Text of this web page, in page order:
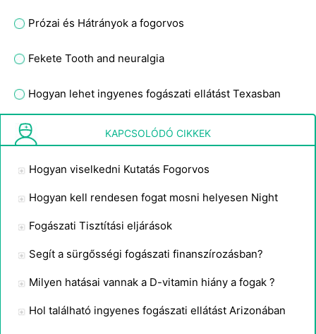
Prózai és Hátrányok a fogorvos
Fekete Tooth and neuralgia
Hogyan lehet ingyenes fogászati ​​ellátást Texasban
Hogyan lehet a gyermek fogai Fix ingyen
KAPCSOLÓDÓ CIKKEK
Hogyan viselkedni Kutatás Fogorvos
Hogyan kell rendesen fogat mosni helyesen Night
Fogászati ​​Tisztítási eljárások
Segít a sürgősségi fogászati ​​finanszírozásban?
Milyen hatásai vannak a D-vitamin hiány a fogak ?
Hol található ingyenes fogászati ​​ellátást Arizonában